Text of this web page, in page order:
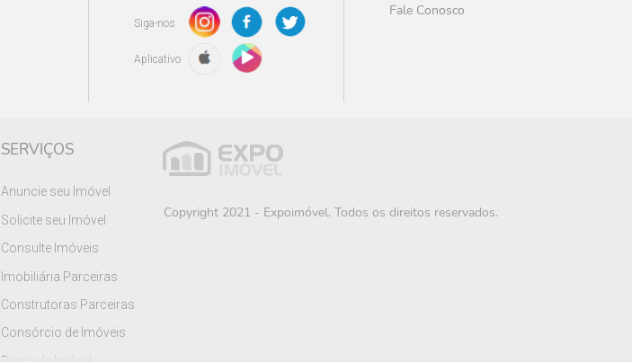
Siga-nos
Aplicativo
Fale Conosco
SERVIÇOS
Anuncie seu Imóvel
Solicite seu Imóvel
Consulte Imóveis
Imobiliária Parceiras
Construtoras Parceiras
Consórcio de Imóveis
Copyright 2021 - Expoimóvel. Todos os direitos reservados.